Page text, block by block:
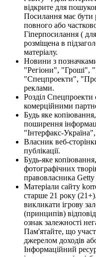
відкрите для
Посилання має бути
повного або
Гіперпосилання (
розміщена в
матеріалу.
Новини з
"Регіони", "Гроші",
"Спецпроекти",
реклами.
Розділ Спецпроекти
комерційними
Будь яке
поширення
"Інтерфакс-
Власник веб-
публікації.
Будь-яке
фотографічних
правовласника Getty
Матеріали сайту
старше 21 року
викликати ігрову
(принципів)
ознак залежності
Пам'ятайте, що
джерелом доходів
Інформаційний